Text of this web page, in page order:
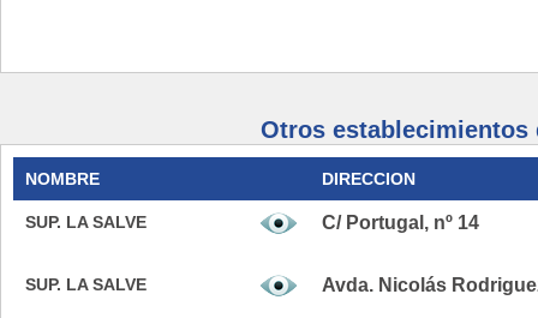
Otros establecimientos
NOMBRE DIRECCION
SUP. LA SALVE C/ Portugal, nº 14
SUP. LA SALVE Avda. Nicolás